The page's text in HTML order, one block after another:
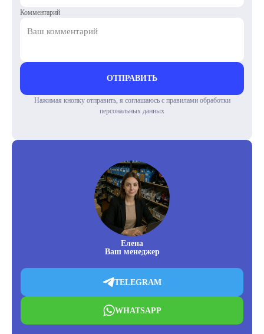
Комментарий
ОТПРАВИТЬ
Нажимая кнопку отправить, я соглашаюсь с правилами обработки
персональных данных
Елена
Ваш менеджер
TELEGRAM
WHATSAPP